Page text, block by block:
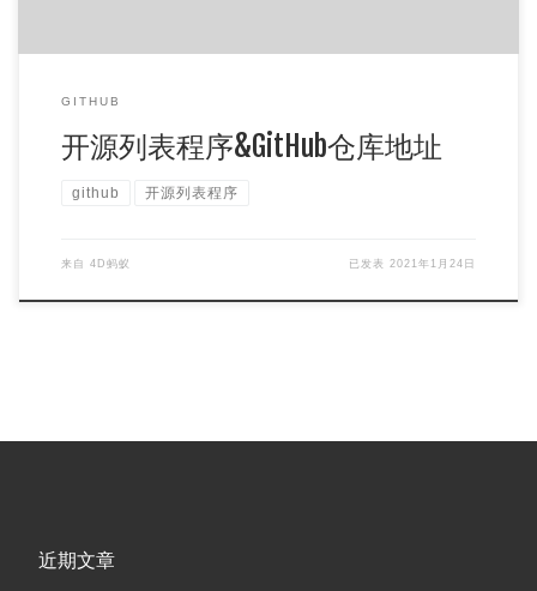
GITHUB
开源列表程序&GitHub仓库地址
github 开源列表程序
来自 4D蚂蚁 已发表 2021年1月24日
近期文章